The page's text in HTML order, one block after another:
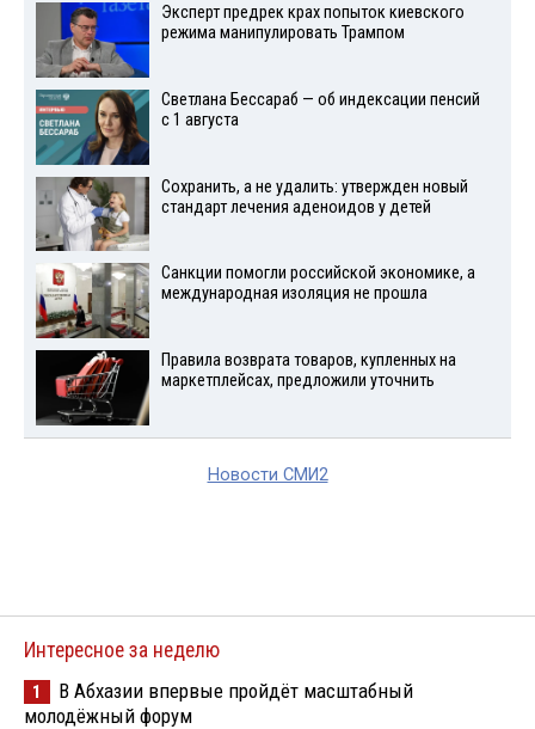
Эксперт предрек крах попыток киевского
режима манипулировать Трампом
Светлана Бессараб — об индексации пенсий
с 1 августа
Сохранить, а не удалить: утвержден новый
стандарт лечения аденоидов у детей
Санкции помогли российской экономике, а
международная изоляция не прошла
Правила возврата товаров, купленных на
маркетплейсах, предложили уточнить
Новости СМИ2
Интересное за неделю
1
В Абхазии впервые пройдёт масштабный
молодёжный форум